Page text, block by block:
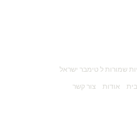
אודות צור קשר